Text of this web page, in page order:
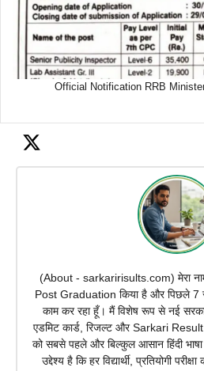
Official Notification RRB
(About - sarkaririsults.com) मेरा
Post Graduation किया है और पिछले 7
काम कर रहा हूँ। मैं विशेष रूप से नई
एडमिट कार्ड, रिजल्ट और Sarkari Result
को सबसे पहले और बिल्कुल आसान हिंदी
उद्देश्य है कि हर विद्यार्थी, प्रतियोगी